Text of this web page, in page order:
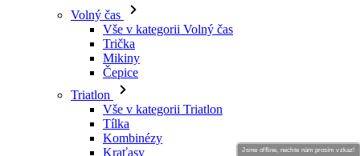
Volný čas
Vše v kategorii Volný čas
Trička
Mikiny
Čepice
Triatlon
Vše v kategorii Triatlon
Tílka
Kombinézy
Kraťasy
Jsme offline, nechte nám prosím vzkaz!